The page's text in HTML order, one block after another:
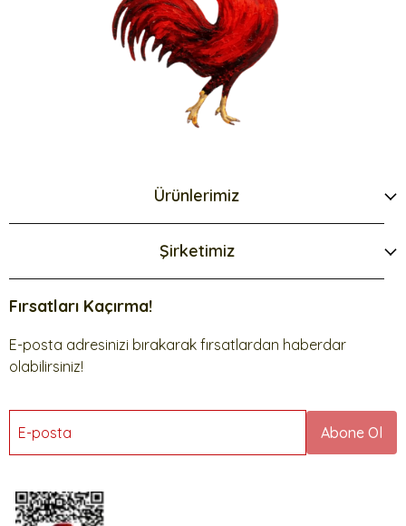
Ürünlerimiz
Şirketimiz
Fırsatları Kaçırma!
E-posta adresinizi bırakarak fırsatlardan haberdar
olabilirsiniz!
E-posta Abone Ol